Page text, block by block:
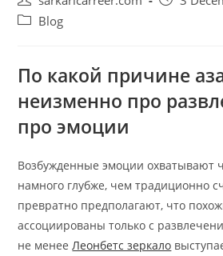
author:
PostBlog
По какой причине
неизменно про
про эмоции
Возбужденные эмоции охватывают
намного глубже, чем традиционно
превратно предполагают, что
ассоциированы только с
не менееЛеонбетс зеркало